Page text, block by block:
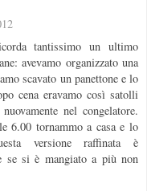
tantissimo un ultimo
avevamo organizzato una
scavato un panettone e lo
cena eravamo così satolli
nel congelatore.
6.00 tornammo a casa e lo
versione raffinata è
se si è mangiato a più non